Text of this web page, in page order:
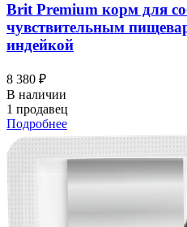
Brit Premium корм для
чувствительным
индейкой
8 380 ₽
В наличии
1 продавец
Подробнее